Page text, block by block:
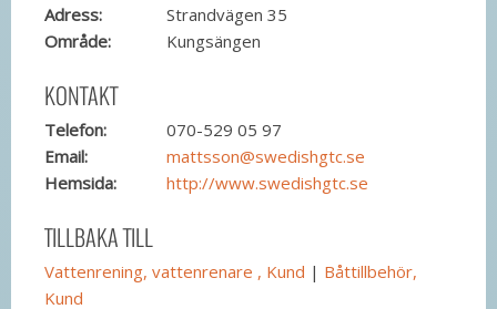
Adress:
Strandvägen 35
Område:
Kungsängen
KONTAKT
Telefon:
070-529 05 97
Email:
mattsson@swedishgtc.se
Hemsida:
http://www.swedishgtc.se
TILLBAKA TILL
Vattenrening, vattenrenare , Kund | Båttillbehör,
Kund